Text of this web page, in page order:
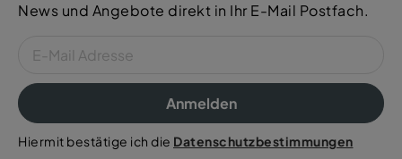
News und Angebote direkt in Ihr E-Mail Postfach.
Anmelden
Hiermit bestätige ich die Datenschutzbestimmungen